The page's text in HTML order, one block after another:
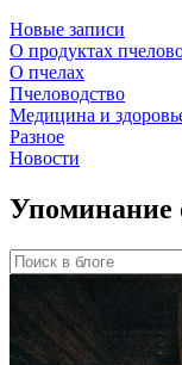
Новые записи
О продуктах
О пчелах
Пчеловодство
Медицина и
Разное
Новости
Упоминание